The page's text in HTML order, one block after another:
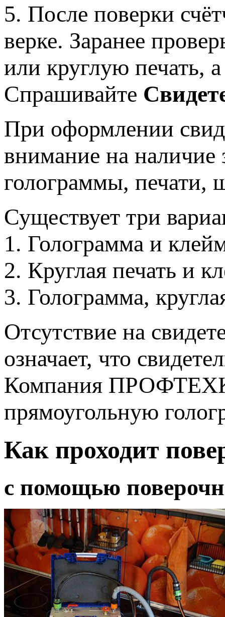
5. После поверки
верке. Заранее
или круглую печать,
Спрашивайте
При оформлении
внимание на наличие
голограммы, печати,
Существует три
1. Голограмма и
2. Круглая печать и
3. Голограмма,
Отсутствие на
означает, что
Компания
прямоугольную
Как проходит
с помощью